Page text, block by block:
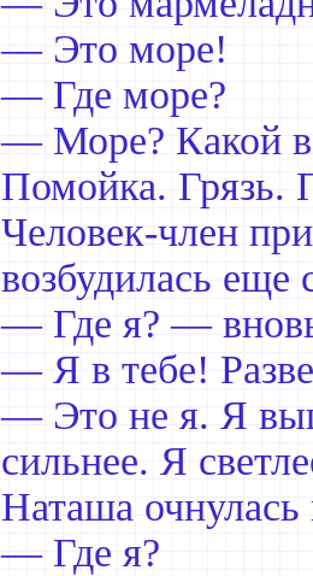
— Это море!
— Где море?
— Море? Какой
Помойка. Грязь.
Человек-член
возбудилась еще
— Где я? — вновь
— Я в тебе!
— Это не я. Я
сильнее. Я
Наташа очнулась
— Где я?